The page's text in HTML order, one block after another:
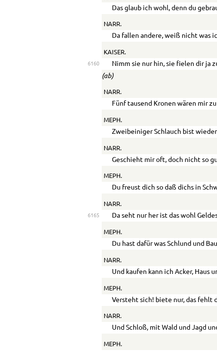
Das glaub ich wohl, denn du
NARR.
Da fallen andere, weiß nicht was
KAISER.
6160 Nimm sie nur hin, sie fielen dir ja
(ab)
NARR.
Fünf tausend Kronen wären mir
MEPH.
Zweibeiniger Schlauch bist
NARR.
Geschieht mir oft, doch nicht so
MEPH.
Du freust dich so daß dichs in
NARR.
6165 Da seht nur her ist das wohl
MEPH.
Du hast dafür was Schlund und
NARR.
Und kaufen kann ich Acker, Haus
MEPH.
Versteht sich! biete nur, das fehlt
NARR.
Und Schloß, mit Wald und Jagd
MEPH.